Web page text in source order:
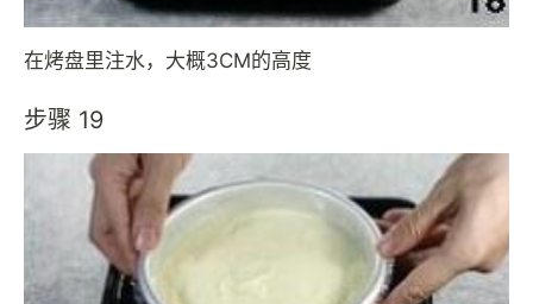
在烤盘里注水，大概3CM的高度
步骤 19